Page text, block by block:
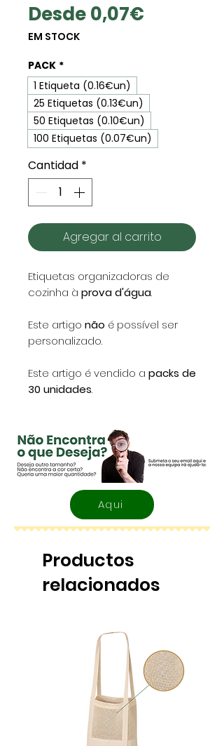
Desde0,07€
EM STOCK
PACK *
1 Etiqueta (0.16€un)
25 Etiquetas (0.13€un)
50 Etiquetas (0.10€un)
100 Etiquetas (0.07€un)
Cantidad *
Agregar al carrito
Etiquetas organizadoras de
cozinha à prova d'água.
Este artigo não é possível ser
personalizado.
Este artigo é vendido a packs de
30 unidades.
Aqui
Productos
relacionados